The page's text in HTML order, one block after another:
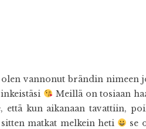
vannonut brändin nimeen
Meillä on tosiaan
kun aikanaan tavattiin,
matkat melkein heti
se